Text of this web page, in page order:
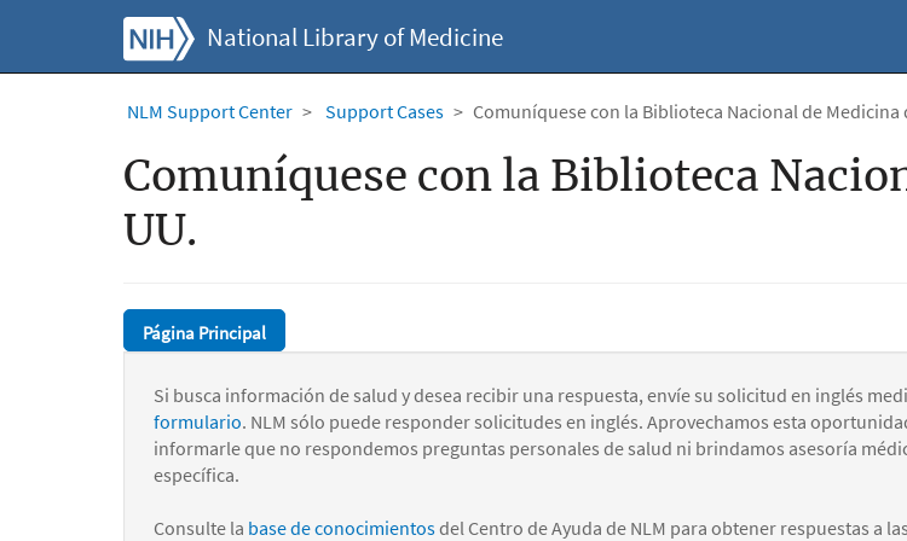
National Library of Medicine
NLM Support Center Support Cases Comuníquese con la Biblioteca Nacional de Medicina
Comuníquese con la Biblioteca
UU.
Página Principal
Si busca información de salud y desea recibir una respuesta, envíe su solicitud en inglés
formulario. NLM sólo puede responder solicitudes en inglés. Aprovechamos esta
informarle que no respondemos preguntas personales de salud ni brindamos asesoría
específica.
Consulte la base de conocimientosdel Centro de Ayuda de NLM para obtener respuestas a